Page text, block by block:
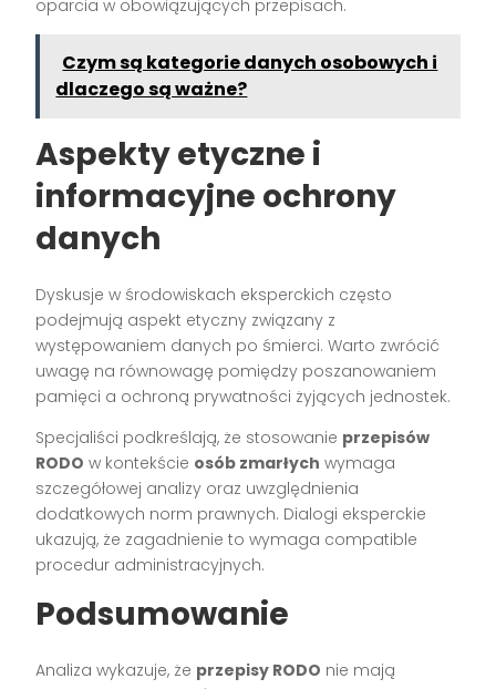
oparcia w obowiązujących przepisach.
Czym są kategorie danych osobowych i
dlaczego są ważne?
Aspekty etyczne i
informacyjne ochrony
danych
Dyskusje w środowiskach eksperckich często
podejmują aspekt etyczny związany z
występowaniem danych po śmierci. Warto zwrócić
uwagę na równowagę pomiędzy poszanowaniem
pamięci a ochroną prywatności żyjących jednostek.
Specjaliści podkreślają, że stosowanie przepisów
RODO w kontekście osób zmarłych wymaga
szczegółowej analizy oraz uwzględnienia
dodatkowych norm prawnych. Dialogi eksperckie
ukazują, że zagadnienie to wymaga compatible
procedur administracyjnych.
Podsumowanie
Analiza wykazuje, że przepisy RODO nie mają